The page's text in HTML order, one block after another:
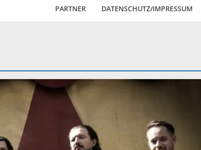
PARTNER DATENSCHUTZ/IMPRESSUM